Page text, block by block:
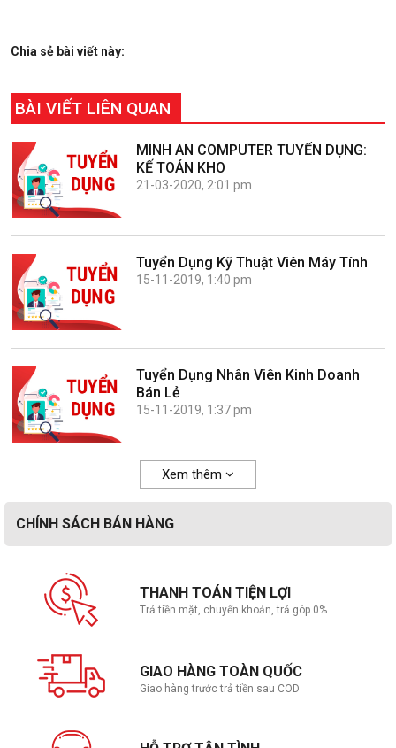
Chia sẻ bài viết này:
BÀI VIẾT LIÊN QUAN
MINH AN COMPUTER TUYỂN DỤNG:
KẾ TOÁN KHO
21-03-2020, 2:01 pm
Tuyển Dụng Kỹ Thuật Viên Máy Tính
15-11-2019, 1:40 pm
Tuyển Dụng Nhân Viên Kinh Doanh
Bán Lẻ
15-11-2019, 1:37 pm
Xem thêm
CHÍNH SÁCH BÁN HÀNG
THANH TOÁN TIỆN LỢI
Trả tiền mặt, chuyển khoản, trả góp 0%
GIAO HÀNG TOÀN QUỐC
Giao hàng trước trả tiền sau COD